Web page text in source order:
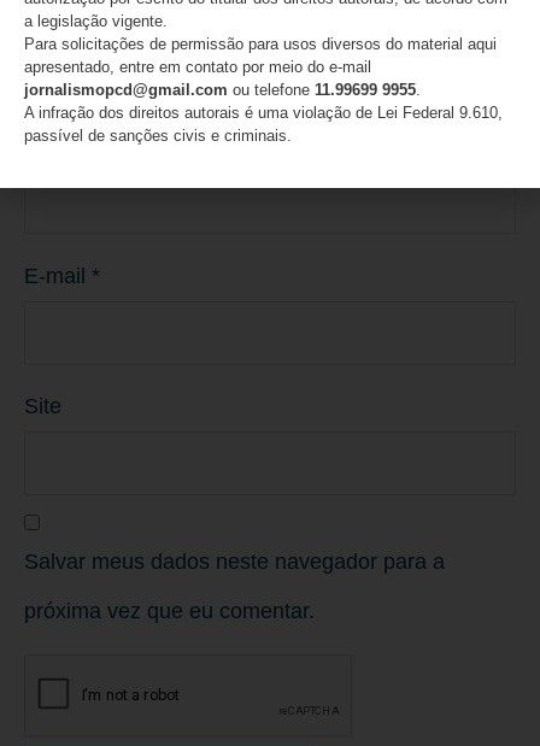
Nome *
E-mail *
Site
Salvar meus dados neste navegador para a
próxima vez que eu comentar.
a legislação vigente.
Para solicitações de permissão para usos diversos do material aqui
apresentado, entre em contato por meio do e-mail
jornalismopcd@gmail.com ou telefone 11.99699 9955.
A infração dos direitos autorais é uma violação de Lei Federal 9.610,
passível de sanções civis e criminais.